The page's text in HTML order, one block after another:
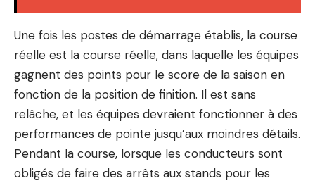
Une fois les postes de démarrage établis, la course
réelle est la course réelle, dans laquelle les équipes
gagnent des points pour le score de la saison en
fonction de la position de finition. Il est sans
relâche, et les équipes devraient fonctionner à des
performances de pointe jusqu’aux moindres détails.
Pendant la course, lorsque les conducteurs sont
obligés de faire des arrêts aux stands pour les